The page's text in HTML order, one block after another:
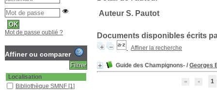
Auteur S. Pautot
Documents disponibles écrits
Affiner la recherche
Guide des Champignons- / Georges
1
Mot de passe oublié ?
Affiner ou comparer
Localisation
Bibliothèque SMNF [1]